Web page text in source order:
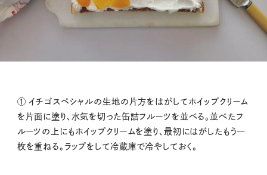
① イチゴスペシャルの生地の片方をはがしてホイップクリーム
を片面に塗り、水気を切った缶詰フルーツを並べる。並べたフ
ルーツの上にもホイップクリームを塗り、最初にはがしたもう一
枚を重ねる。ラップをして冷蔵庫で冷やしておく。